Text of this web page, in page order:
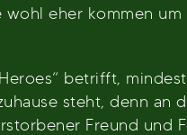
eher kommen um
betrifft,
steht, denn an
Freund und